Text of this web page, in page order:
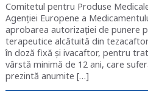
Comitetul pentru Produse
Agenției Europene a
aprobarea autorizației de punere
terapeutice alcătuită din
în doză fixă și ivacaftor, pentru
vârstă minimă de 12 ani, care
prezintă anumite […]